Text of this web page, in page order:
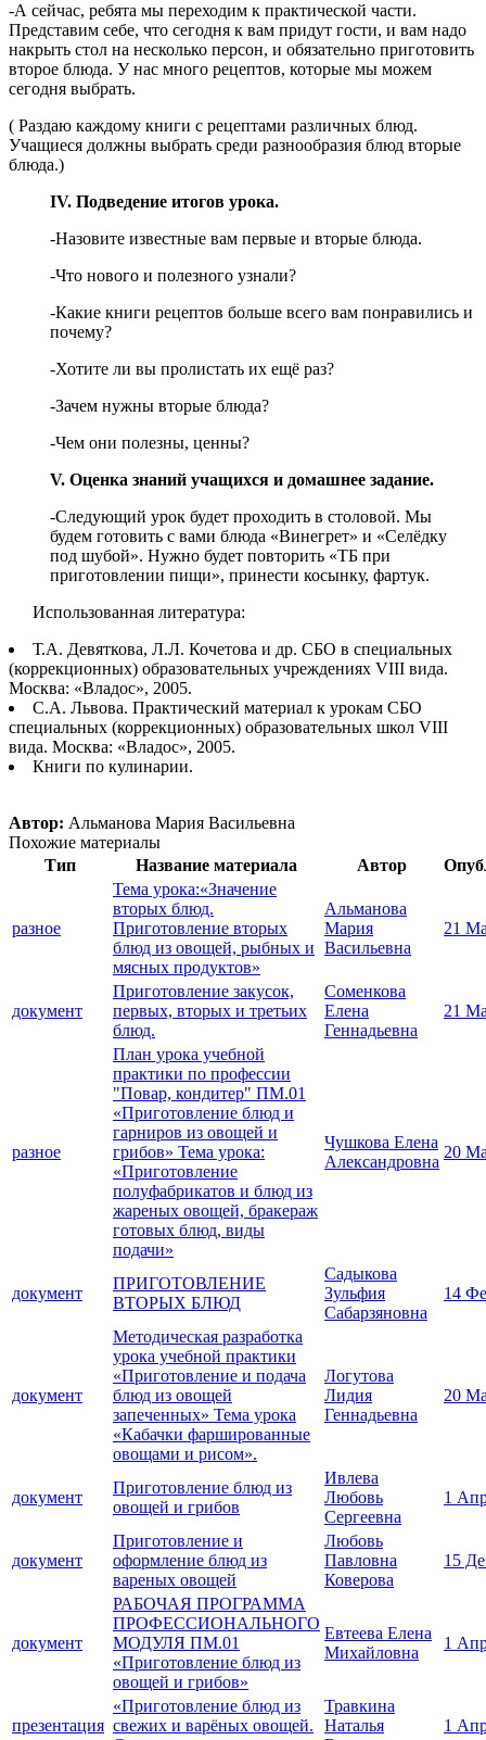
-А сейчас, ребята мы переходим к практической части.
Представим себе, что сегодня к вам придут гости, и вам надо
накрыть стол на несколько персон, и обязательно приготовить
второе блюда. У нас много рецептов, которые мы можем
сегодня выбрать.
( Раздаю каждому книги с рецептами различных блюд.
Учащиеся должны выбрать среди разнообразия блюд вторые
блюда.)
IV. Подведение итогов урока.
-Назовите известные вам первые и вторые блюда.
-Что нового и полезного узнали?
-Какие книги рецептов больше всего вам понравились и
почему?
-Хотите ли вы пролистать их ещё раз?
-Зачем нужны вторые блюда?
-Чем они полезны, ценны?
V. Оценка знаний учащихся и домашнее задание.
-Следующий урок будет проходить в столовой. Мы
будем готовить с вами блюда «Винегрет» и «Селёдку
под шубой». Нужно будет повторить «ТБ при
приготовлении пищи», принести косынку, фартук.
Использованная литература:
Т.А. Девяткова, Л.Л. Кочетова и др. СБО в специальных
(коррекционных) образовательных учреждениях VIII вида.
Москва: «Владос», 2005.
С.А. Львова. Практический материал к урокам СБО
специальных (коррекционных) образовательных школ VIII
вида. Москва: «Владос», 2005.
Книги по кулинарии.
Автор: Альманова Мария Васильевна
Похожие материалы
Тип
Название материала Автор
разное
Тема урока:«Значение
вторых блюд.
Приготовление вторых
блюд из овощей, рыбных и
мясных продуктов»
Альманова
Мария
Васильевна
21
документ
Приготовление закусок,
первых, вторых и третьих
блюд.
Соменкова
Елена
Геннадьевна
21
разное
План урока учебной
практики по профессии
"Повар, кондитер" ПМ.01
«Приготовление блюд и
гарниров из овощей и
грибов» Тема урока:
«Приготовление
полуфабрикатов и блюд из
жареных овощей, бракераж
готовых блюд, виды
подачи»
Чушкова Елена
Александровна
20
документ
ПРИГОТОВЛЕНИЕ
ВТОРЫХ БЛЮД
Садыкова
Зульфия
Сабарзяновна
14
документ
Методическая разработка
урока учебной практики
«Приготовление и подача
блюд из овощей
запеченных» Тема урока
«Кабачки фаршированные
овощами и рисом».
Логутова
Лидия
Геннадьевна
20
документ
Приготовление блюд из
овощей и грибов
Ивлева
Любовь
Сергеевна
1
документ
Приготовление и
оформление блюд из
вареных овощей
Любовь
Павловна
Коверова
15
документ
РАБОЧАЯ ПРОГРАММА
ПРОФЕССИОНАЛЬНОГО
МОДУЛЯ ПМ.01
«Приготовление блюд из
овощей и грибов»
Евтеева Елена
Михайловна
1
презентация
«Приготовление блюд из
свежих и варёных овощей.
Травкина
Наталья
1